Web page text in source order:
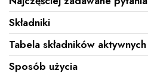
Składniki
Tabela składników aktywnych
Sposób użycia